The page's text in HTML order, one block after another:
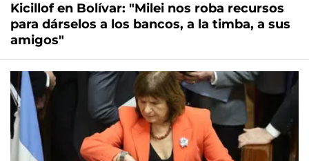
Kicillof en Bolívar: "Milei nos roba recursos
para dárselos a los bancos, a la timba, a sus
amigos"